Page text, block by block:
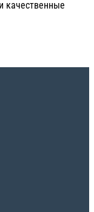
качественные